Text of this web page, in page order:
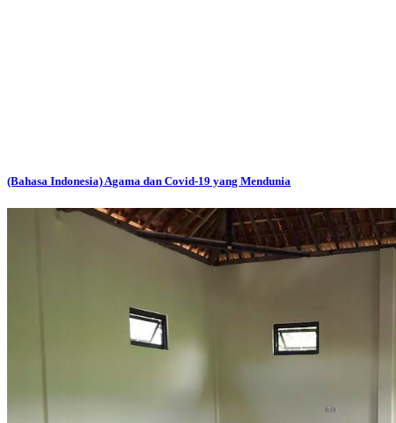
(Bahasa Indonesia) Agama dan Covid-19 yang Mendunia